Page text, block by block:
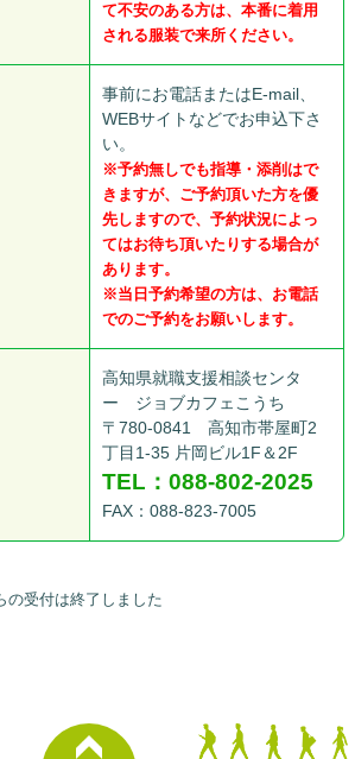
て不安のある方は、本番に着用
される服装で来所ください。
事前にお電話またはE-mail、
WEBサイトなどでお申込下さ
い。
※予約無しでも指導・添削はで
きますが、ご予約頂いた方を優
先しますので、予約状況によっ
てはお待ち頂いたりする場合が
あります。
※当日予約希望の方は、お電話
でのご予約をお願いします。
高知県就職支援相談センタ
ー ジョブカフェこうち
〒780-0841 高知市帯屋町2
丁目1-35 片岡ビル1F＆2F
TEL：088-802-2025
FAX：088-823-7005
の受付は終了しました